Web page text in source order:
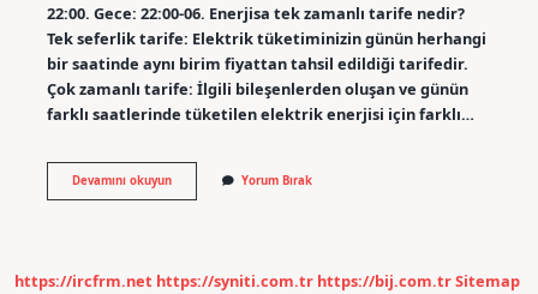
22:00. Gece: 22:00-06. Enerjisa tek zamanlı tarife nedir?
Tek seferlik tarife: Elektrik tüketiminizin günün herhangi
bir saatinde aynı birim fiyattan tahsil edildiği tarifedir.
Çok zamanlı tarife: İlgili bileşenlerden oluşan ve günün
farklı saatlerinde tüketilen elektrik enerjisi için farklı…
Devamını okuyunElektrik
Faturası
Geçilir
Yorum Bırak
https://ircfrm.net https://syniti.com.tr https://bij.com.trSitemap